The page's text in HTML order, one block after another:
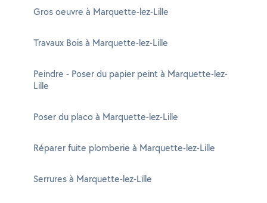
Gros oeuvre à Marquette-lez-Lille
Travaux Bois à Marquette-lez-Lille
Peindre - Poser du papier peint à Marquette-lez-
Lille
Poser du placo à Marquette-lez-Lille
Réparer fuite plomberie à Marquette-lez-Lille
Serrures à Marquette-lez-Lille